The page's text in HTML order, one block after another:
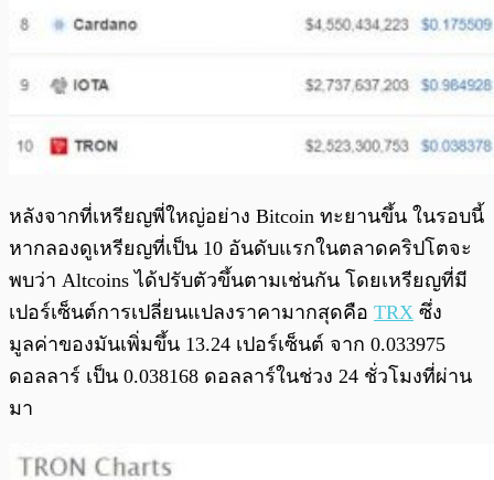
หลังจากที่เหรียญพี่ใหญ่อย่าง Bitcoin ทะยานขึ้น ในรอบนี้
หากลองดูเหรียญที่เป็น 10 อันดับแรกในตลาดคริปโตจะ
พบว่า Altcoins ได้ปรับตัวขึ้นตามเช่นกัน โดยเหรียญที่มี
เปอร์เซ็นต์การเปลี่ยนแปลงราคามากสุดคือ TRX ซึ่ง
มูลค่าของมันเพิ่มขึ้น 13.24 เปอร์เซ็นต์ จาก 0.033975
ดอลลาร์ เป็น 0.038168 ดอลลาร์ในช่วง 24 ชั่วโมงที่ผ่าน
มา